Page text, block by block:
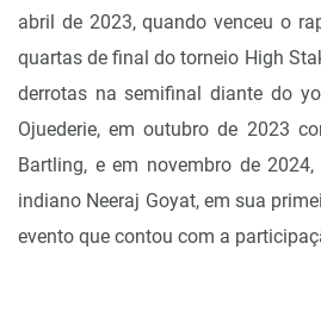
abril de 2023, quando venceu o
quartas de final do torneio High
derrotas na semifinal diante do
Ojuederie, em outubro de 2023
Bartling, e em novembro de
indiano Neeraj Goyat, em sua
evento que contou com a